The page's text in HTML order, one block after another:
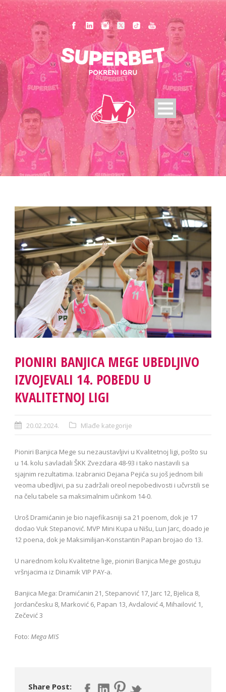
PIONIRI BANJICA MEGE UBEDLJIVO
IZVOJEVALI 14. POBEDU U
KVALITETNOJ LIGI
20.02.2024. Mlađe kategorije
Pioniri Banjica Mege su nezaustavljivi u Kvalitetnoj ligi, pošto su
u 14. kolu savladali ŠKK Zvezdara 48-93 i tako nastavili sa
sjajnim rezultatima. Izabranici Dejana Pejića su još jednom bili
veoma ubedljivi, pa su zadržali oreol nepobedivosti i učvrstili se
na čelu tabele sa maksimalnim učinkom 14-0.
Uroš Dramićanin je bio najefikasniji sa 21 poenom, dok je 17
dodao Vuk Stepanović. MVP Mini Kupa u Nišu, Lun Jarc, doado je
12 poena, dok je Maksimilijan-Konstantin Papan brojao do 13.
U narednom kolu Kvalitetne lige, pioniri Banjica Mege gostuju
vršnjacima iz Dinamik VIP PAY-a.
Banjica Mega: Dramićanin 21, Stepanović 17, Jarc 12, Bjelica 8,
Jordančesku 8, Marković 6, Papan 13, Avdalović 4, Mihailović 1,
Zečević 3
Foto: Mega MIS
Share Post: